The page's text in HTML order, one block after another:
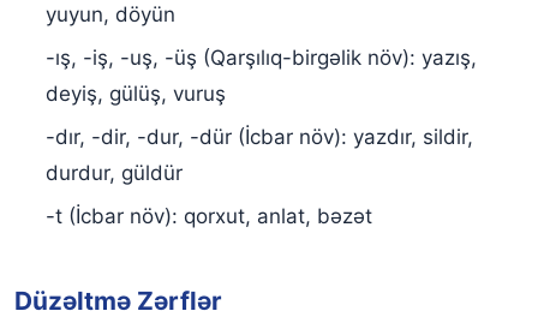
yuyun, döyün
-ış, -iş, -uş, -üş (Qarşılıq-birgəlik növ): yazış,
deyiş, gülüş, vuruş
-dır, -dir, -dur, -dür (İcbar növ): yazdır, sildir,
durdur, güldür
-t (İcbar növ): qorxut, anlat, bəzət
Düzəltmə Zərflər